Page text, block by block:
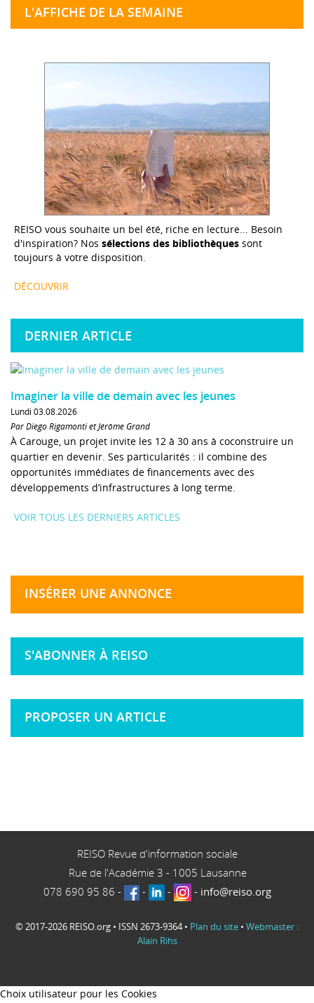
L'AFFICHE DE LA SEMAINE
REISO vous souhaite un bel été, riche en lecture... Besoin
d'inspiration? Nos sélections des bibliothèques sont
toujours à votre disposition.
DÉCOUVRIR
DERNIER ARTICLE
Imaginer la ville de demain avec les jeunes
Lundi 03.08.2026
Par Diego Rigamonti et Jérôme Grand
À Carouge, un projet invite les 12 à 30 ans à coconstruire un
quartier en devenir. Ses particularités : il combine des
opportunités immédiates de financements avec des
développements d’infrastructures à long terme.
VOIR TOUS LES DERNIERS ARTICLES
INSÉRER UNE ANNONCE
S'ABONNER À REISO
PROPOSER UN ARTICLE
REISO Revue d'information sociale
Rue de l'Académie 3 - 1005 Lausanne
078 690 95 86 - - - - info@reiso.org
© 2017-2026 REISO.org • ISSN 2673-9364 • Plan du site • Webmaster :
Alain Rihs
Choix utilisateur pour les Cookies